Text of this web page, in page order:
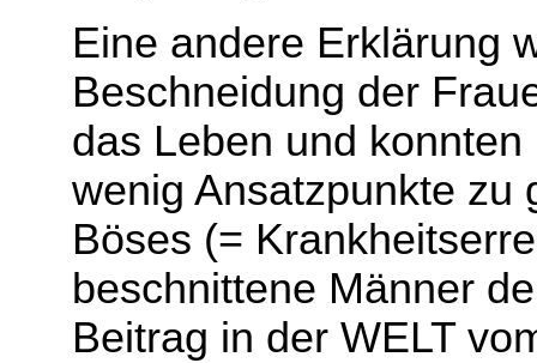
Eine andere Erklärung
Beschneidung der
das Leben und
wenig Ansatzpunkte zu
Böses (=
beschnittene Männer
Beitrag in der WELT